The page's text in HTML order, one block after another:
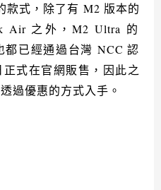
款式，除了有 M2 版本的
Air 之外，M2 Ultra 的
都已經通過台灣 NCC認
正式在官網販售，因此之
過優惠的方式入手。